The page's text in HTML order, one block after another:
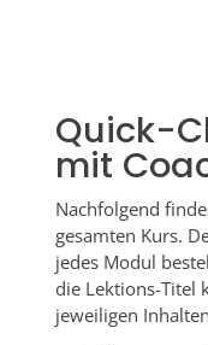
Quick-
mit
Nachfolgend
gesamten Kurs.
jedes Modul
die Lektions-Titel
jeweiligen